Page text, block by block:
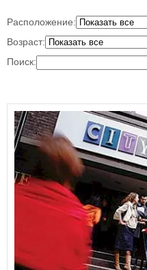
Расположение:
Возраст:
Поиск: